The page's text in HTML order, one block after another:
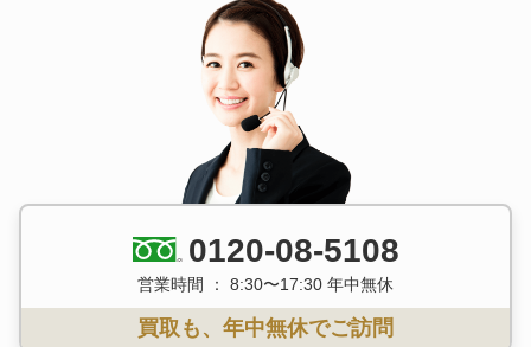
0120-08-5108
営業時間 ： 8:30〜17:30 年中無休
買取も、年中無休でご訪問